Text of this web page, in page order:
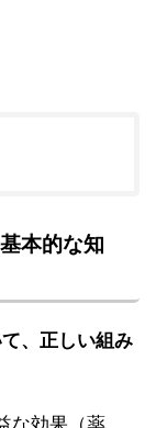
本的な知
、正しい組み